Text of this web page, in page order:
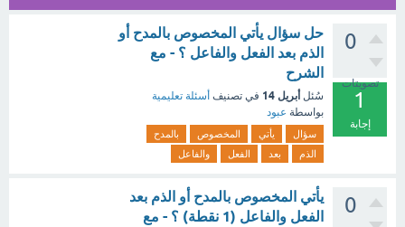
0
تصويتات
1
إجابة
حل سؤال يأتي المخصوص بالمدح أو
الذم بعد الفعل والفاعل ؟ - مع
الشرح
سُئل أبريل 14 في تصنيف أسئلة تعليمية
بواسطة عبود
سؤال يأتي المخصوص
بالمدح
الذم
بعد الفعل والفاعل
0
يأتي المخصوص بالمدح أو الذم بعد
الفعل والفاعل (1 نقطة) ؟ - مع